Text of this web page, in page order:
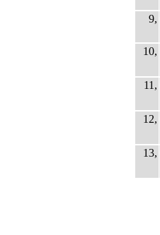
9,
10,
11,
12,
13,